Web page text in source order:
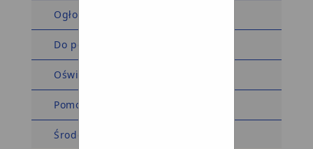
Ogłoszenia i obwieszczenia
Do pobrania
Oświadczenia majątkowe
Pomoc społeczna
Środowiskowy Dom Samopomocy